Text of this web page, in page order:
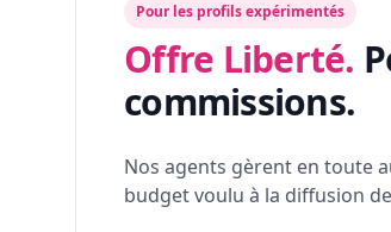
Pour les profils expérimentés
Offre Liberté.
commissions.
Nos agents gèrent en toute
budget voulu à la diffusion